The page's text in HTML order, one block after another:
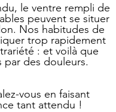
le ventre rempli de
peuvent se situer
Nos habitudes de
trop rapidement
: et voilà que
des douleurs.
vous en faisant
tant attendu !